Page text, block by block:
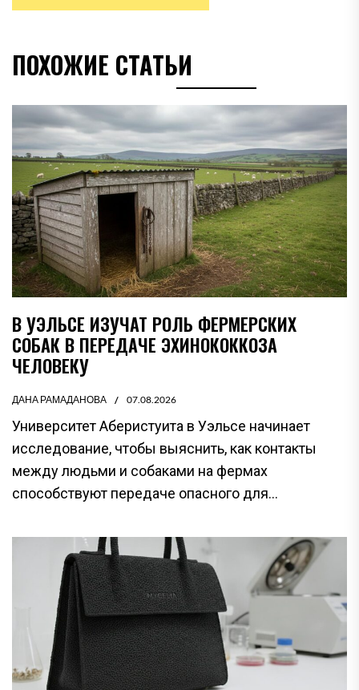
ПОХОЖИЕ СТАТЬИ
В УЭЛЬСЕ ИЗУЧАТ РОЛЬ ФЕРМЕРСКИХ
СОБАК В ПЕРЕДАЧЕ ЭХИНОКОККОЗА
ЧЕЛОВЕКУ
ДАНА РАМАДАНОВА 07.08.2026
Университет Аберистуита в Уэльсе начинает
исследование, чтобы выяснить, как контакты
между людьми и собаками на фермах
способствуют передаче опасного для...